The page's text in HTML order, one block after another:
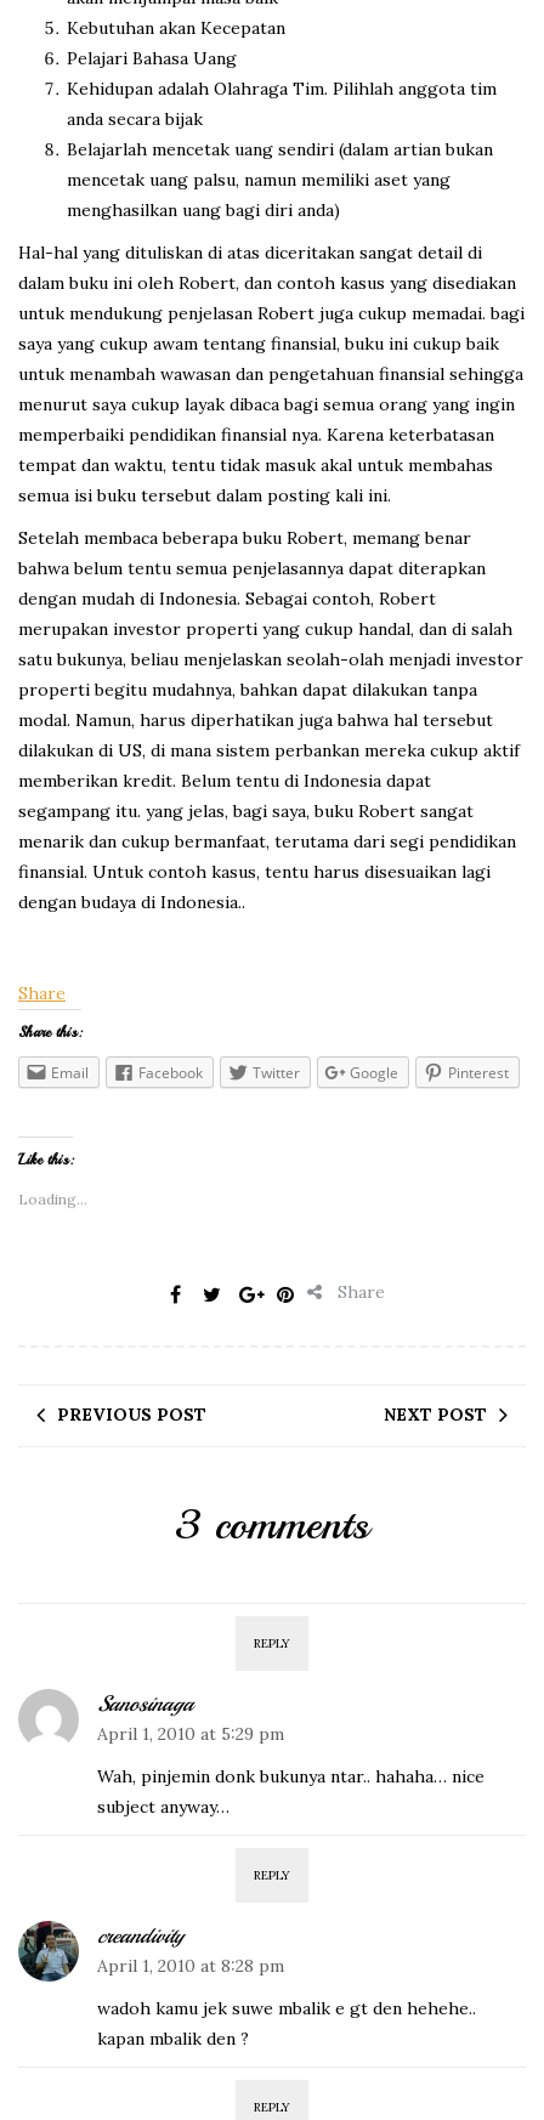
Kebutuhan akan Kecepatan
Pelajari Bahasa Uang
Kehidupan adalah Olahraga Tim. Pilihlah anggota tim
anda secara bijak
Belajarlah mencetak uang sendiri (dalam artian bukan
mencetak uang palsu, namun memiliki aset yang
menghasilkan uang bagi diri anda)
Hal-hal yang dituliskan di atas diceritakan sangat detail di
dalam buku ini oleh Robert, dan contoh kasus yang disediakan
untuk mendukung penjelasan Robert juga cukup memadai. bagi
saya yang cukup awam tentang finansial, buku ini cukup baik
untuk menambah wawasan dan pengetahuan finansial sehingga
menurut saya cukup layak dibaca bagi semua orang yang ingin
memperbaiki pendidikan finansial nya. Karena keterbatasan
tempat dan waktu, tentu tidak masuk akal untuk membahas
semua isi buku tersebut dalam posting kali ini.
Setelah membaca beberapa buku Robert, memang benar
bahwa belum tentu semua penjelasannya dapat diterapkan
dengan mudah di Indonesia. Sebagai contoh, Robert
merupakan investor properti yang cukup handal, dan di salah
satu bukunya, beliau menjelaskan seolah-olah menjadi investor
properti begitu mudahnya, bahkan dapat dilakukan tanpa
modal. Namun, harus diperhatikan juga bahwa hal tersebut
dilakukan di US, di mana sistem perbankan mereka cukup aktif
memberikan kredit. Belum tentu di Indonesia dapat
segampang itu. yang jelas, bagi saya, buku Robert sangat
menarik dan cukup bermanfaat, terutama dari segi pendidikan
finansial. Untuk contoh kasus, tentu harus disesuaikan lagi
dengan budaya di Indonesia..
Share
Share this:
Email Facebook Twitter Google Pinterest
Like this:
Loading...
Share
PREVIOUS POST NEXT POST
3 comments
REPLY
Sanosinaga
April 1, 2010 at 5:29 pm
Wah, pinjemin donk bukunya ntar.. hahaha… nice
subject anyway…
REPLY
creandivity
April 1, 2010 at 8:28 pm
wadoh kamu jek suwe mbalik e gt den hehehe..
kapan mbalik den ?
REPLY